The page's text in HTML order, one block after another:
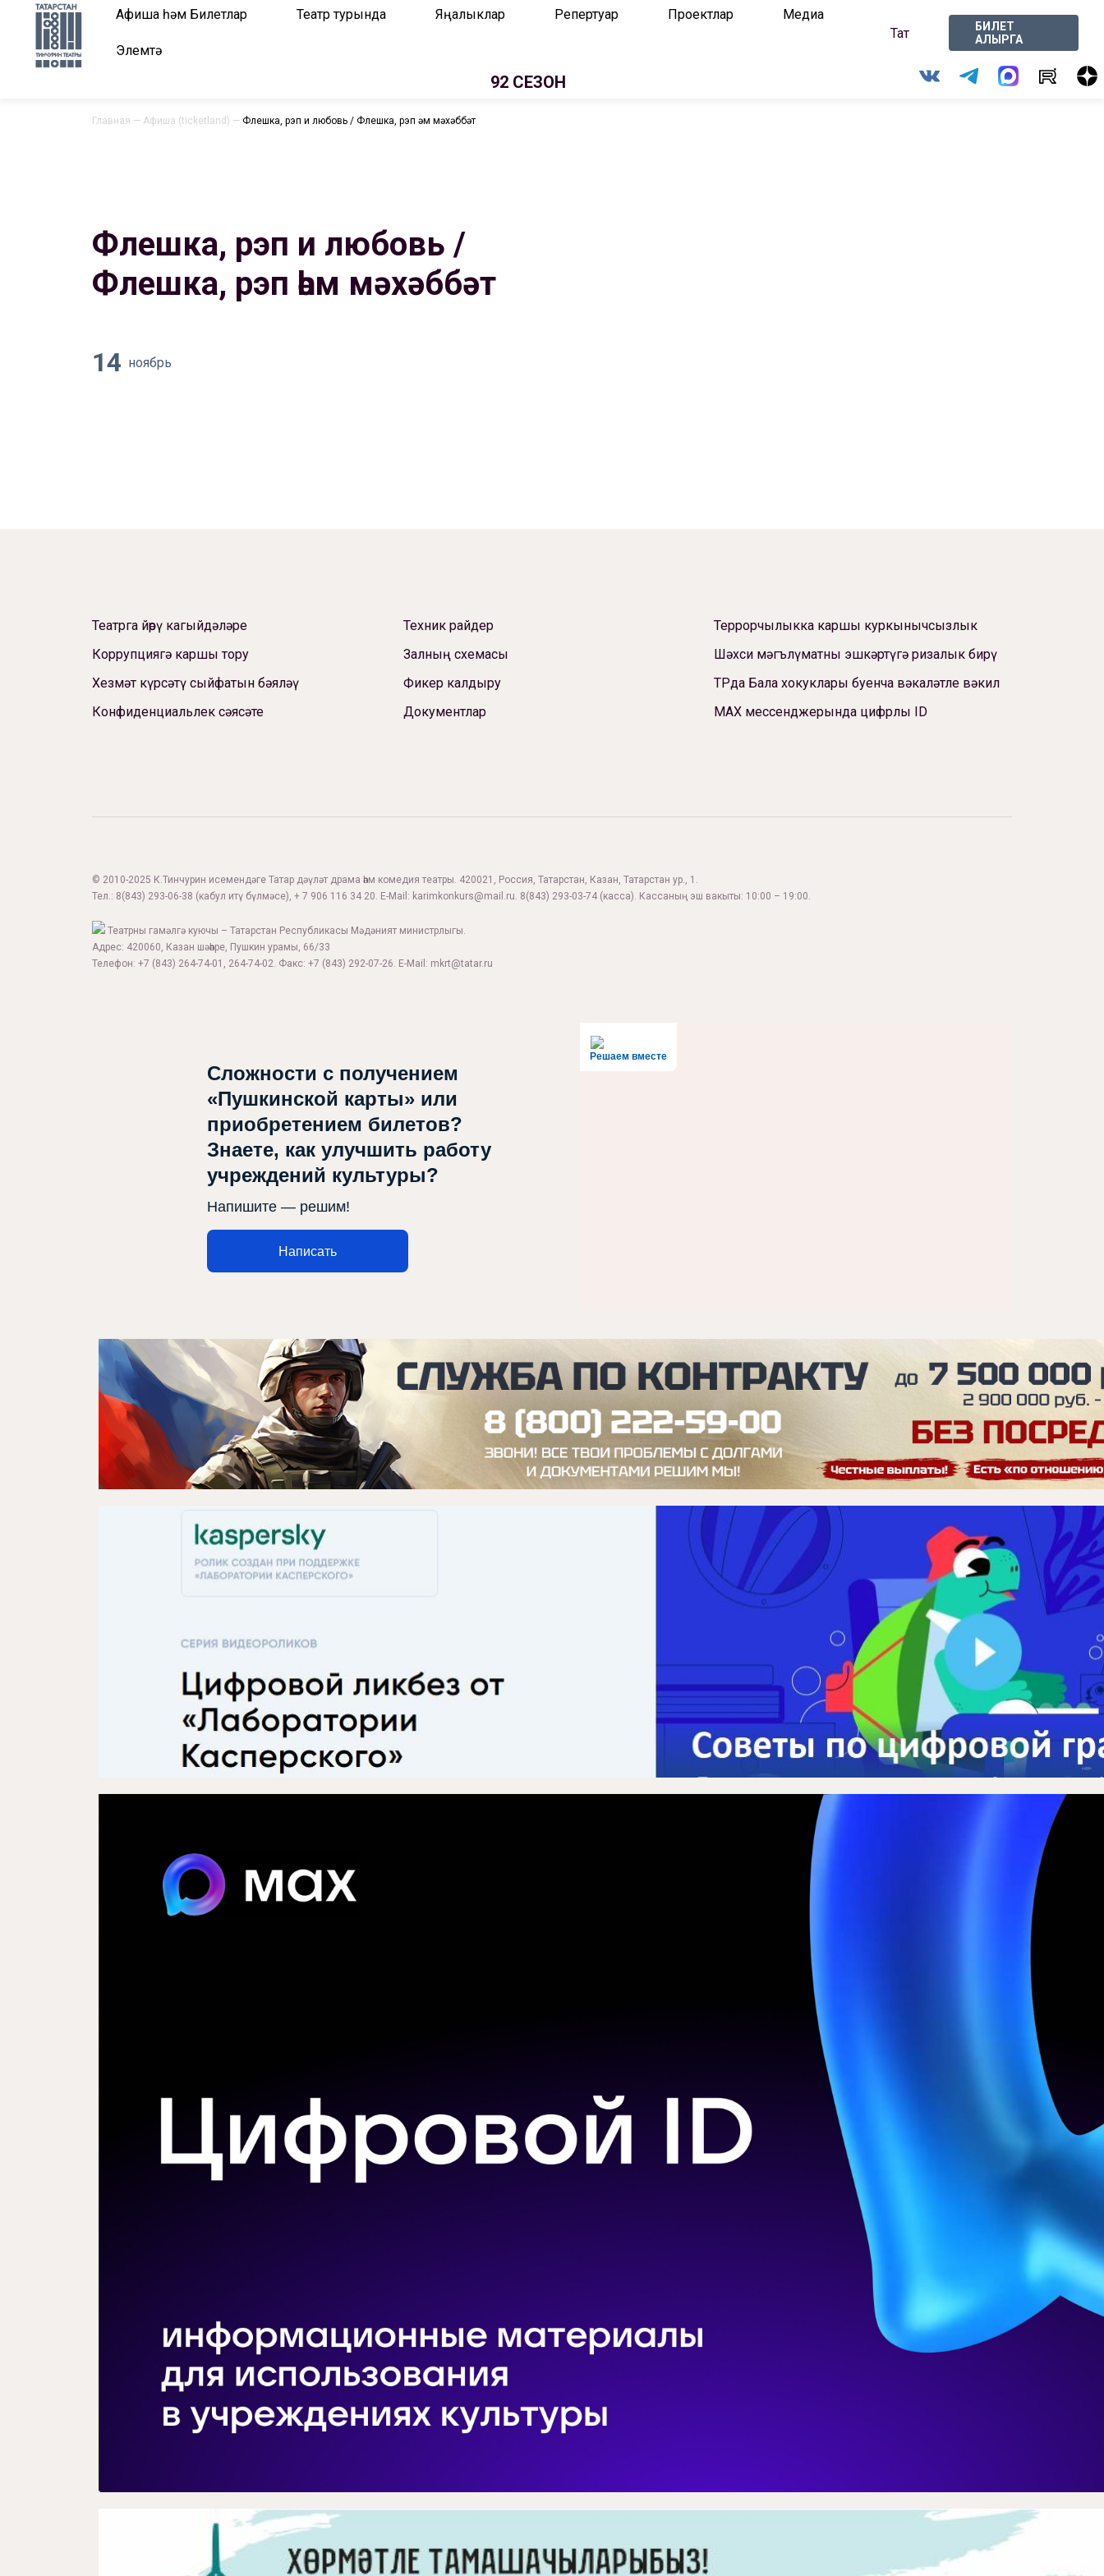
Афиша һәм Билетлар Театр турында Яңалыклар Репертуар Проектлар Медиа
Элемтә
Тат
БИЛЕТ
АЛЫРГА
92 СЕЗОН
Афиша
Театр турында
Яңалыклар
Репертуар
Главная — Афиша (ticketland) — Флешка, рэп и любовь / Флешка, рэп һәм мәхәббәт
Флешка, рэп и любовь /
Флешка, рэп һәм мәхәббәт
14 ноябрь
Театрга йөрү кагыйдәләре
Коррупциягә каршы тору
Хезмәт күрсәтү сыйфатын бәяләү
Конфиденциальлек сәясәте
Техник райдер
Залның схемасы
Фикер калдыру
Документлар
Террорчылыкка каршы куркынычсызлык
Шәхси мәгълүматны эшкәртүгә ризалык бирү
ТРда Бала хокуклары буенча вәкаләтле вәкил
МАХ мессенджерында цифрлы ID
© 2010-2025 К.Тинчурин исемендәге Татар дәүләт драма һәм комедия театры. 420021, Россия, Татарстан, Казан, Татарстан ур., 1.
Тел.: 8(843) 293-06-38 (кабул итү бүлмәсе), + 7 906 116 34 20. E-Mail: karimkonkurs@mail.ru. 8(843) 293-03-74 (касса). Кассаның эш вакыты: 10:00 – 19:00.
Театрны гамәлгә куючы – Татарстан Республикасы Мәдәният министрлыгы.
Адрес: 420060, Казан шәһәре, Пушкин урамы, 66/33
Телефон: +7 (843) 264-74-01, 264-74-02. Факс: +7 (843) 292-07-26. E-Mail: mkrt@tatar.ru
Решаем вместе
Сложности с получением
«Пушкинской карты» или
приобретением билетов?
Знаете, как улучшить работу
учреждений культуры?
Напишите — решим!
Написать